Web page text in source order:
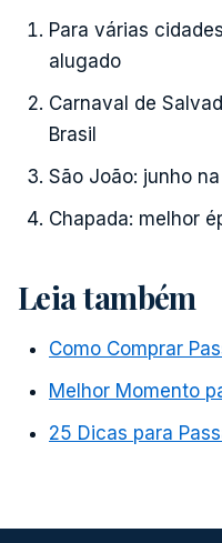
Para várias
alugado
Carnaval de
Brasil
São João: junho
Chapada: melhor
Leia também
Como Comprar
Melhor Momento
25 Dicas para